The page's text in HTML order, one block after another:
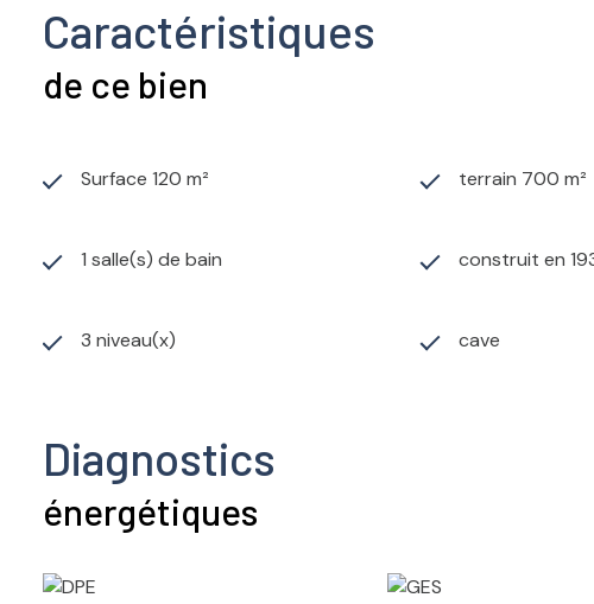
Caractéristiques
de ce bien
Surface 120 m² terrain 700 m²
1 salle(s) de bain construit en
3 niveau(x) cave
Diagnostics
énergétiques